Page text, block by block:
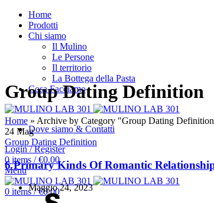
Home
Prodotti
Chi siamo
Il Mulino
Le Persone
Il territorio
La Bottega della Pasta
Cosa Facciamo
Dove siamo & Contatti
Login / Register
0items / €0.00
Menu
0 items / €0.00
Group Dating Definition
Home » Archive by Category "Group Dating
24 Mag
Group Dating Definition
6 Primary Kinds Of Romantic
Maggio 24, 2023